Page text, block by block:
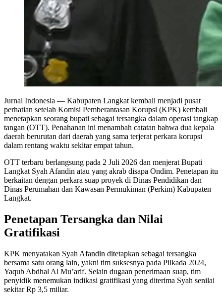
Jurnal Indonesia — Kabupaten Langkat kembali menjadi pusat
perhatian setelah Komisi Pemberantasan Korupsi (KPK) kembali
menetapkan seorang bupati sebagai tersangka dalam operasi tangkap
tangan (OTT). Penahanan ini menambah catatan bahwa dua kepala
daerah berurutan dari daerah yang sama terjerat perkara korupsi
dalam rentang waktu sekitar empat tahun.
OTT terbaru berlangsung pada 2 Juli 2026 dan menjerat Bupati
Langkat Syah Afandin atau yang akrab disapa Ondim. Penetapan itu
berkaitan dengan perkara suap proyek di Dinas Pendidikan dan
Dinas Perumahan dan Kawasan Permukiman (Perkim) Kabupaten
Langkat.
Penetapan Tersangka dan Nilai
Gratifikasi
KPK menyatakan Syah Afandin ditetapkan sebagai tersangka
bersama satu orang lain, yakni tim suksesnya pada Pilkada 2024,
Yaqub Abdhal Al Mu’arif. Selain dugaan penerimaan suap, tim
penyidik menemukan indikasi gratifikasi yang diterima Syah senilai
sekitar Rp 3,5 miliar.